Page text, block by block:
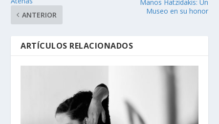
ANTERIOR
Manos Hatzidakis: Un
Museo en su honor
ARTÍCULOS RELACIONADOS